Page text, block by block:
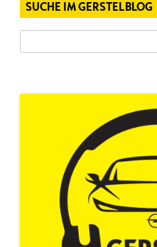
SUCHE IM GERSTELBLOG
nach: